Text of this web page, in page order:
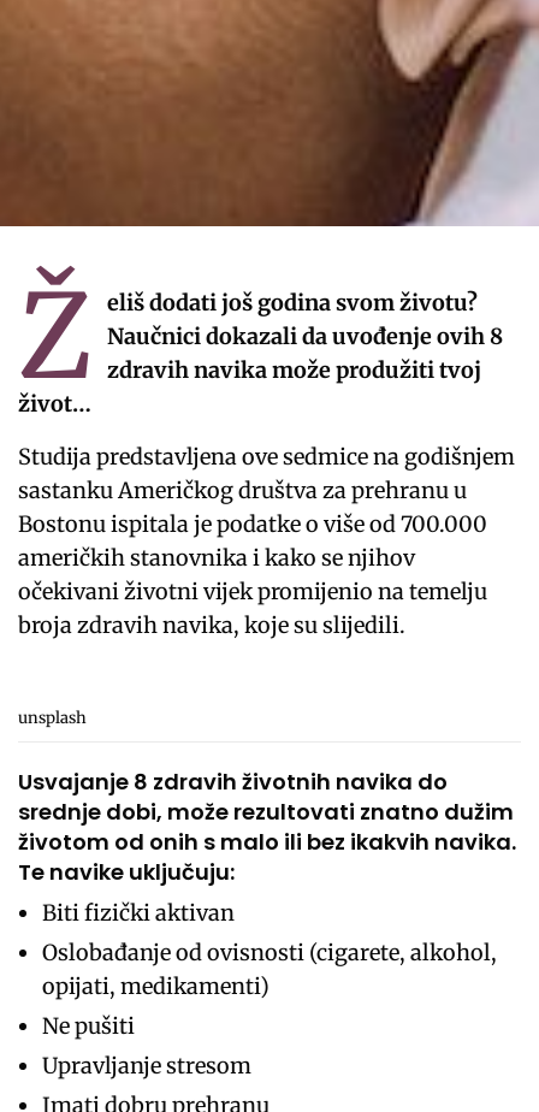
Ž
eliš dodati još godina svom životu?
Naučnici dokazali da uvođenje ovih 8
zdravih navika može produžiti tvoj
život…
Studija predstavljena ove sedmice na godišnjem
sastanku Američkog društva za prehranu u
Bostonu ispitala je podatke o više od 700.000
američkih stanovnika i kako se njihov
očekivani životni vijek promijenio na temelju
broja zdravih navika, koje su slijedili.
unsplash
Usvajanje 8 zdravih životnih navika do
srednje dobi, može rezultovati znatno dužim
životom od onih s malo ili bez ikakvih navika.
Te navike uključuju:
Biti fizički aktivan
Oslobađanje od ovisnosti (cigarete, alkohol,
opijati, medikamenti)
Ne pušiti
Upravljanje stresom
Imati dobru prehranu